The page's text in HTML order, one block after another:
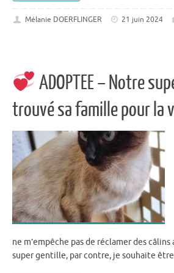
Mélanie DOERFLINGER 21 juin 2024
ADOPTEE – Notre
trouvé sa famille pour la
ne m’empêche pas de réclamer des câlins
super gentille, par contre, je souhaite